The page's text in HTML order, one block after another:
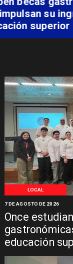
LOCAL
Once
educación
7 DE AGOSTO DE 2026
consolidar el
como
Libertadores